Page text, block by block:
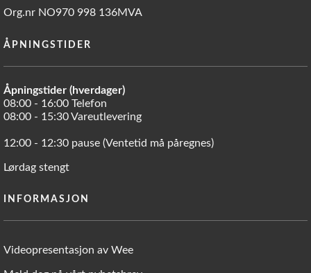
Org.nr NO970 998 136MVA
ÅPNINGSTIDER
Åpningstider (hverdager)
08:00 - 16:00 Telefon
08:00 - 15:30 Vareutlevering
12:00 - 12:30 pause (Ventetid må påregnes)
Lørdag stengt
INFORMASJON
Videopresentasjon av Wee